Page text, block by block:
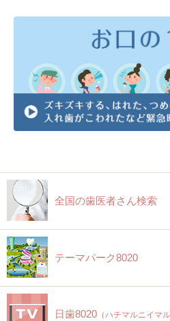
全国の歯医者さん検索
テーマパーク8020
日歯8020 （ハチマルニイマル